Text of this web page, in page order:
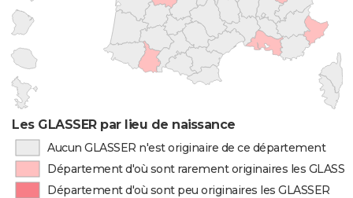
Les GLASSER par lieu de naissance
Aucun GLASSER n'est originaire de ce département
Département d'où sont rarement originaires les
Département d'où sont peu originaires les GLASSER